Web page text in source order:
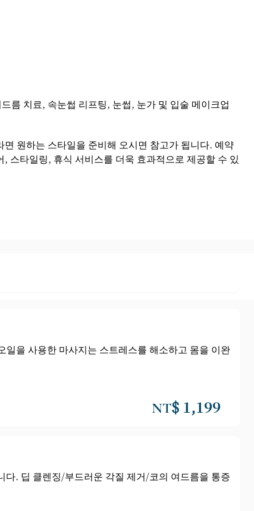
름 치료, 속눈썹 리프팅, 눈썹, 눈가 및 입술 메이크업
원하는 스타일을 준비해 오시면 참고가 됩니다. 예약
스타일링, 휴식 서비스를 더욱 효과적으로 제공할 수 있
을 사용한 마사지는 스트레스를 해소하고 몸을 이완
NT$ 1,199
. 딥 클렌징/부드러운 각질 제거/코의 여드름을 통증